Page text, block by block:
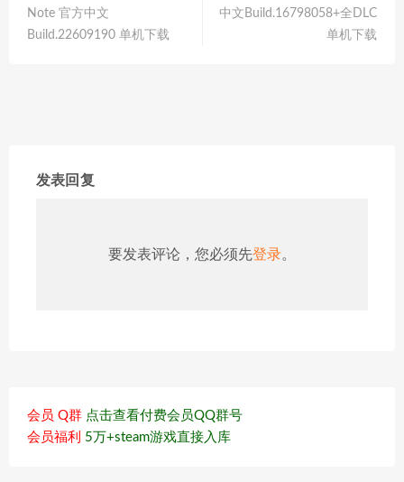
Note 官方中文
Build.22609190 单机下载
中文Build.16798058+全DLC
单机下载
发表回复
要发表评论，您必须先登录。
会员 Q群 点击查看付费会员QQ群号
会员福利 5万+steam游戏直接入库